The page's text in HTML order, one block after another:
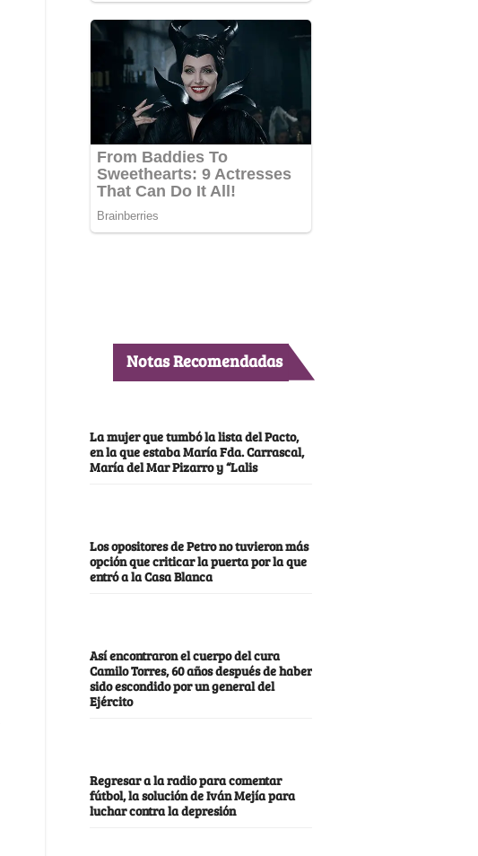
Notas Recomendadas
La mujer que tumbó la lista del Pacto,
en la que estaba María Fda. Carrascal,
María del Mar Pizarro y “Lalis
Los opositores de Petro no tuvieron más
opción que criticar la puerta por la que
entró a la Casa Blanca
Así encontraron el cuerpo del cura
Camilo Torres, 60 años después de haber
sido escondido por un general del
Ejército
Regresar a la radio para comentar
fútbol, la solución de Iván Mejía para
luchar contra la depresión